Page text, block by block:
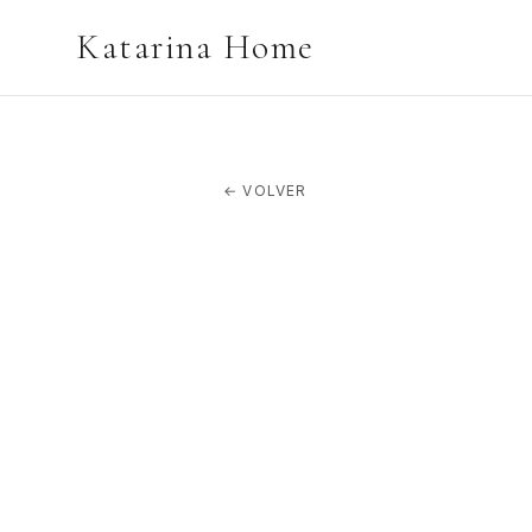
Katarina Home
←VOLVER